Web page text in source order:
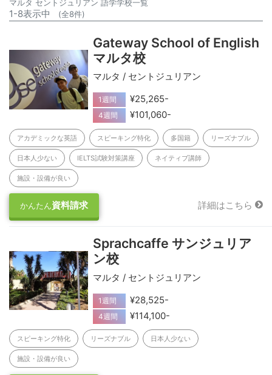
マルタ セントジュリアン 語学学校一覧
1-8表示中 (全8件)
Gateway School of English
マルタ校
マルタ / セントジュリアン
1週間 ¥25,265-
4週間 ¥101,060-
アカデミックな英語 スピーキング特化 多国籍 リーズナブル
日本人少ない IELTS試験対策講座 ネイティブ講師
施設・設備が良い
かんたん資料請求 詳細はこちら
Sprachcaffe サンジュリア
ン校
マルタ / セントジュリアン
1週間 ¥28,525-
4週間 ¥114,100-
スピーキング特化 リーズナブル 日本人少ない
施設・設備が良い